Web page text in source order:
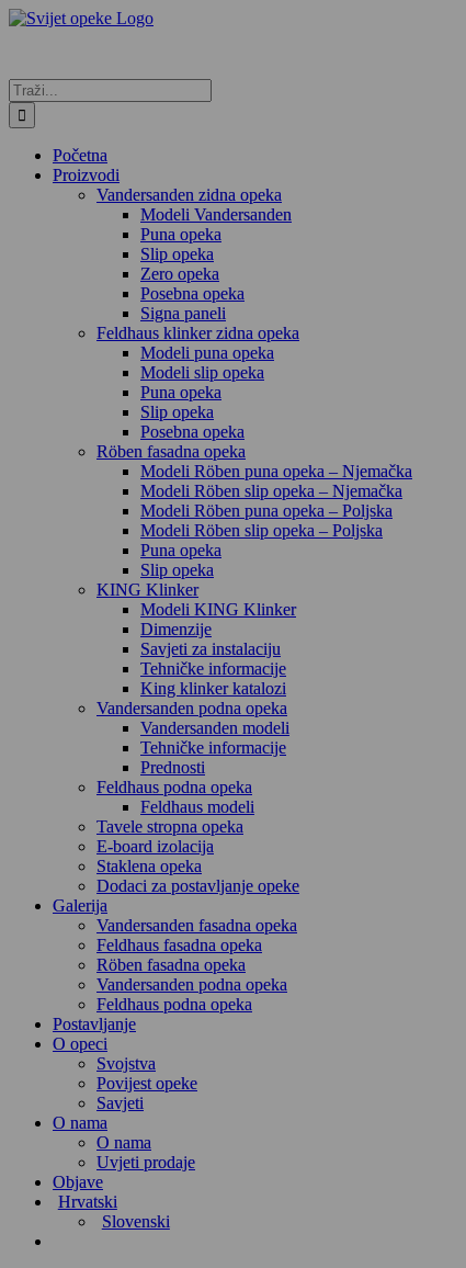
Skip
Traži...
Početna
Proizvodi
Vandersanden zidna opeka
Modeli Vandersanden
Puna opeka
Slip opeka
Zero opeka
Posebna opeka
Signa paneli
Feldhaus klinker zidna opeka
Modeli puna opeka
Modeli slip opeka
Puna opeka
Slip opeka
Posebna opeka
Röben fasadna opeka
Modeli Röben puna opeka – Njemačka
Modeli Röben slip opeka – Njemačka
Modeli Röben puna opeka – Poljska
Modeli Röben slip opeka – Poljska
Puna opeka
Slip opeka
KING Klinker
Modeli KING Klinker
Dimenzije
Savjeti za instalaciju
Tehničke informacije
King klinker katalozi
Vandersanden podna opeka
Vandersanden modeli
Tehničke informacije
Prednosti
Feldhaus podna opeka
Feldhaus modeli
Tavele stropna opeka
E-board izolacija
Staklena opeka
Dodaci za postavljanje opeke
Galerija
Vandersanden fasadna opeka
Feldhaus fasadna opeka
Röben fasadna opeka
Vandersanden podna opeka
Feldhaus podna opeka
Postavljanje
O opeci
Svojstva
Povijest opeke
Savjeti
O nama
O nama
Uvjeti prodaje
Objave
Hrvatski
Slovenski